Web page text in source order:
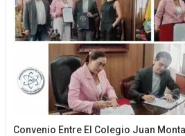
Convenio Entre El Colegio Juan